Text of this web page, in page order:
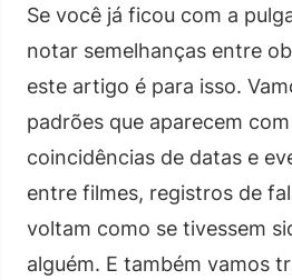
Se você já ficou com a
notar semelhanças entre
este artigo é para isso.
padrões que aparecem
coincidências de datas e
entre filmes, registros de
voltam como se tivessem
alguém. E também vamos